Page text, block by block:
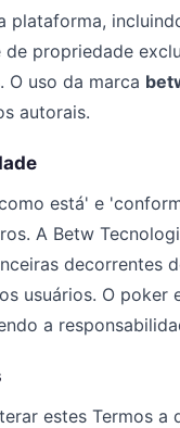
plataforma,
propriedade
O uso da marca
autorais.
está' e
A Betw
decorrentes
usuários. O
a
estes Termos